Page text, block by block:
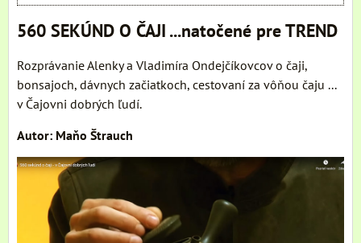
560 SEKÚND O ČAJI ...natočené pre TREND
Rozprávanie Alenky a Vladimíra Ondejčíkovcov o čaji,
bonsajoch, dávnych začiatkoch, cestovaní za vôňou čaju ...
v Čajovni dobrých ľudí.
Autor: Maňo Štrauch